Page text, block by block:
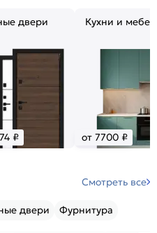
двери
₽
Кухни и
от 7700 ₽
Смотреть все
двери Фурнитура